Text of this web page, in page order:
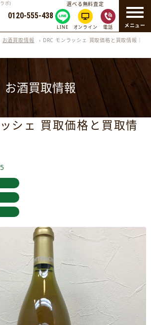
メニュー
ボ)
0120-555-438
選べる無料査定
LINE オンライン 電話
お酒買取情報 › DRC モンラッシェ 買取価格と買取情報｜
お酒買取情報
シェ 買取価格と買取情